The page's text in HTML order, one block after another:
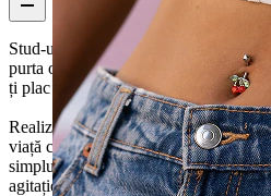
Stud-ul de nas din titan cu inimă este
purta oriunde. Poate că este un
ți plac bijuteriile cu o inimă mică,
Realizat din titan, este hipoalergenic,
viață cu îngrijirea corespunzătoare.
simplu, confortabil și suficient de
agitație.